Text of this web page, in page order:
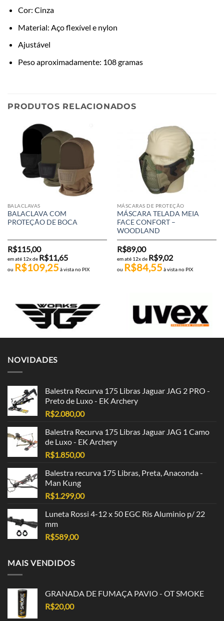
Cor: Cinza
Material: Aço flexível e nylon
Ajustável
Peso aproximadamente: 108 gramas
PRODUTOS RELACIONADOS
BALACLAVAS
BALACLAVA COM
PROTEÇÃO DE BOCA
R$115,00
em até 12x de R$11,65
ou R$109,25 à vista no PIX
MÁSCARAS DE PROTEÇÃO
MÁSCARA TELADA MEIA
FACE CONFORT –
WOODLAND
R$89,00
em até 12x de R$9,02
ou R$84,55 à vista no PIX
NOVIDADES
Balestra Recurva 175 Libras Jaguar JAG 2 PRO -
Preto de Luxo - EK Archery
R$2.080,00
Balestra Recurva 175 Libras Jaguar JAG 1 Camo
de Luxo - EK Archery
R$1.850,00
Balestra recurva 175 Libras, Preta, Anaconda -
Man Kung
R$1.299,00
Luneta Rossi 4-12 x 50 EGC Ris Aluminio p/ 22
mm
R$589,00
MAIS VENDIDOS
GRANADA DE FUMAÇA PAVIO - OT SMOKE
R$20,00